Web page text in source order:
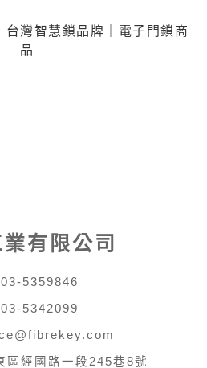
台灣智慧鎖品牌
電子門鎖商
品
有限公司
03-5359846
03-5342099
區經國路一段245巷8號